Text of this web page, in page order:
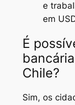
e
em
É
Chile?
Sim, os